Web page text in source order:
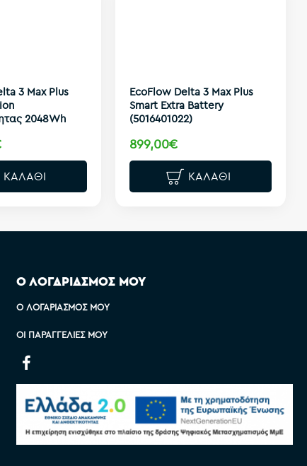
3 Max Plus
2048Wh
ΚΑΛΆΘΙ
EcoFlow Delta 3 Max Plus
Smart Extra Battery
(5016401022)
899,00€
ΚΑΛΆΘΙ
Ο ΛΟΓΑΡΙΑΣΜΟΣ ΜΟΥ
Ο ΛΟΓΑΡΙΑΣΜΌΣ ΜΟΥ
ΟΙ ΠΑΡΑΓΓΕΛΊΕΣ ΜΟΥ